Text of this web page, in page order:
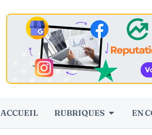
ACCUEIL RUBRIQUES EN